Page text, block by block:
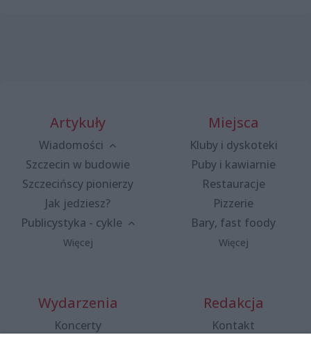
Artykuły
Wiadomości
Szczecin w budowie
Szczecińscy pionierzy
Jak jedziesz?
Publicystyka - cykle
Więcej
Miejsca
Kluby i dyskoteki
Puby i kawiarnie
Restauracje
Pizzerie
Bary, fast foody
Więcej
Wydarzenia
Koncerty
Redakcja
Kontakt